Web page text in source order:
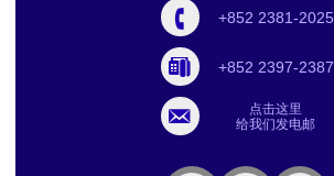
+852 2381-2025
+852 2397-2387
点击这里
给我们发电邮